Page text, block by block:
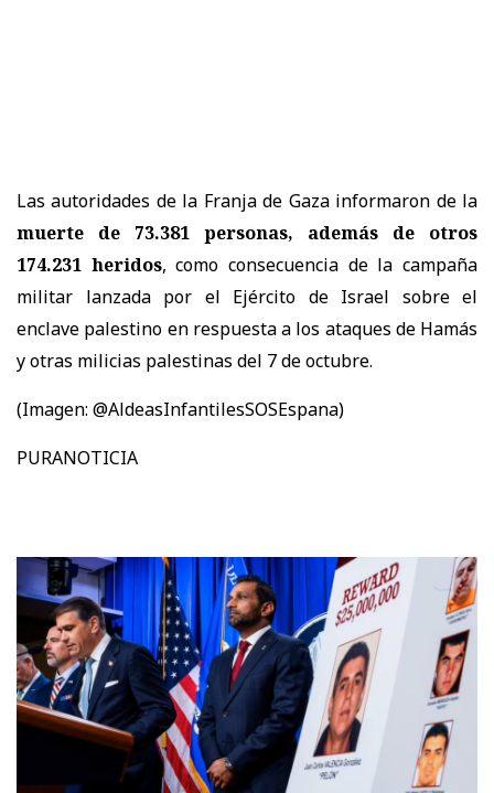
Las autoridades de la Franja de Gaza informaron de la
muerte de 73.381 personas, además de otros
174.231 heridos, como consecuencia de la campaña
militar lanzada por el Ejército de Israel sobre el
enclave palestino en respuesta a los ataques de Hamás
y otras milicias palestinas del 7 de octubre.
(Imagen: @AldeasInfantilesSOSEspana)
PURANOTICIA